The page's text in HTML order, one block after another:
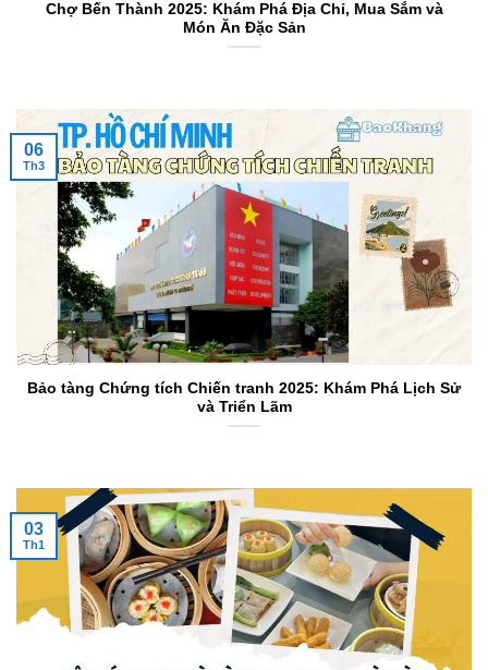
Chợ Bến Thành 2025: Khám Phá Địa Chỉ, Mua Sắm và
Món Ăn Đặc Sản
Bảo tàng Chứng tích Chiến tranh 2025: Khám Phá Lịch Sử
và Triển Lãm
06
Th3
03
Th1